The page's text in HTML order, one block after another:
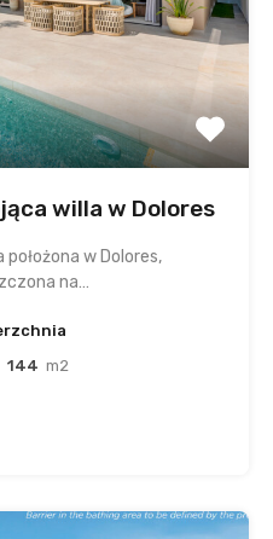
willa w Dolores
w Dolores,
na…
144 m2